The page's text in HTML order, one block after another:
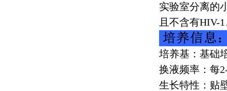
实验室分离的
且不含有HIV-1
培养基：基础
换液频率：每
生长特性：贴